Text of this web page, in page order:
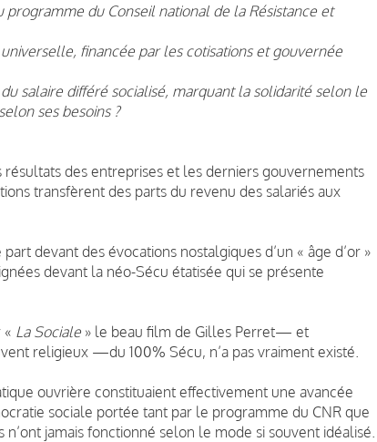
du Conseil national de la Résistance et
financée par les cotisations et gouvernée
salaire différé socialisé, marquant la solidarité selon le
ses besoins ?
des entreprises et les derniers gouvernements
transfèrent des parts du revenu des salariés aux
devant des évocations nostalgiques d’un « âge d’or »
devant la néo-Sécu étatisée qui se présente
« La Sociale » le beau film de Gilles Perret— et
religieux —du 100% Sécu, n’a pas vraiment existé.
ouvrière constituaient effectivement une avancée
sociale portée tant par le programme du CNR que
jamais fonctionné selon le mode si souvent idéalisé.